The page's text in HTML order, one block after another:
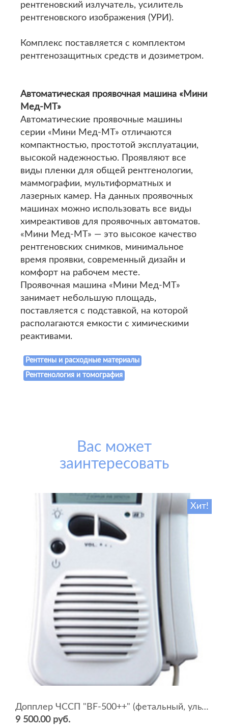
рентгеновский излучатель, усилитель
рентгеновского изображения (УРИ).
Комплекс поставляется с комплектом
рентгенозащитных средств и дозиметром.
Автоматическая проявочная машина «Мини
Мед-МТ»
Автоматические проявочные машины
серии «Мини Мед-МТ» отличаются
компактностью, простотой эксплуатации,
высокой надежностью. Проявляют все
виды пленки для общей рентгенологии,
маммографии, мультиформатных и
лазерных камер. На данных проявочных
машинах можно использовать все виды
химреактивов для проявочных автоматов.
«Мини Мед-МТ» — это высокое качество
рентгеновских снимков, минимальное
время проявки, современный дизайн и
комфорт на рабочем месте.
Проявочная машина «Мини Мед-МТ»
занимает небольшую площадь,
поставляется с подставкой, на которой
располагаются емкости с химическими
реактивами.
Рентгены и расходные материалы
Рентгенология и томография
Вас может
заинтересовать
Хит!
Допплер ЧССП "BF-500++" (фетальный, ультразвуковой)
9 500.00 руб.